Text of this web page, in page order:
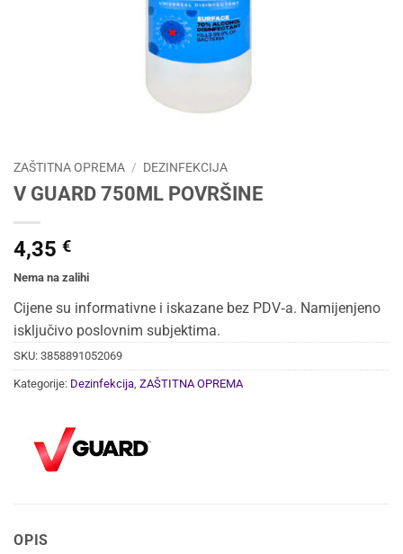
ZAŠTITNA OPREMA / DEZINFEKCIJA
V GUARD 750ML POVRŠINE
4,35 €
Nema na zalihi
Cijene su informativne i iskazane bez PDV‑a. Namijenjeno
isključivo poslovnim subjektima.
SKU: 3858891052069
Kategorije: Dezinfekcija ZAŠTITNA OPREMA
OPIS